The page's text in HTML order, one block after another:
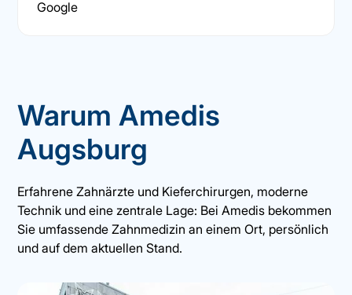
Google
Warum Amedis
Augsburg
Erfahrene Zahnärzte und Kieferchirurgen, moderne
Technik und eine zentrale Lage: Bei Amedis bekommen
Sie umfassende Zahnmedizin an einem Ort, persönlich
und auf dem aktuellen Stand.